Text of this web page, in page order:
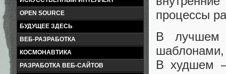
OPEN SOURCE
БУДУЩЕЕ ЗДЕСЬ
ВЕБ-РАЗРАБОТКА
КОСМОНАВТИКА
РАЗРАБОТКА ВЕБ-САЙТОВ
процессы
В лучшем
шаблонами,
В худшем